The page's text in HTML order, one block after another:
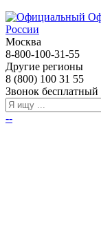
Москва
8-800-100-31-55
Другие регионы
8 (800) 100 31 55
Звонок бесплатный
--